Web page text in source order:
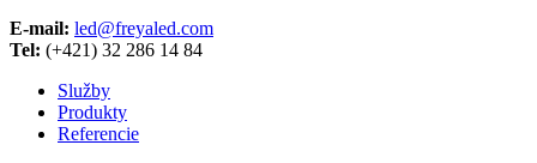
E-mail: led@freyaled.com
Tel: (+421) 32 286 14 84
Služby
Produkty
Referencie